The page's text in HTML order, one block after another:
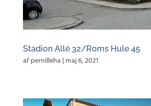
Stadion Allé 32/Roms Hule 45
afpernilleha |maj 6, 2021